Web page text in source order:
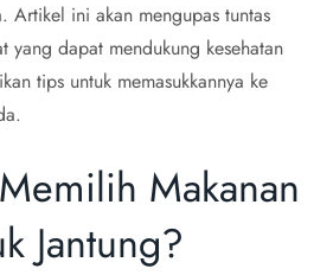
Artikel ini akan mengupas tuntas
yang dapat mendukung kesehatan
tips untuk memasukkannya ke
Makanan
Jantung?